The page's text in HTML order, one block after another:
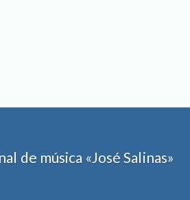
de música «José Salinas»